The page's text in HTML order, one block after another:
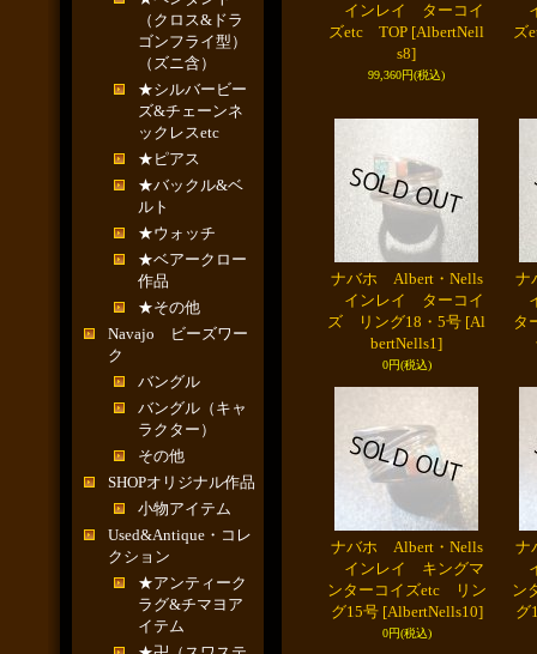
（クロス&ドラ
ゴンフライ型）
（ズニ含）
★シルバービー
ズ&チェーンネ
ックレスetc
★ピアス
★バックル&ベ
ルト
★ウォッチ
★ベアークロー
作品
★その他
Navajo ビーズワー
ク
バングル
バングル（キャ
ラクター）
その他
SHOPオリジナル作品
小物アイテム
Used&Antique・コレ
クション
★アンティーク
ラグ&チマヨア
イテム
インレイ ターコイ
ズetc TOP [AlbertNell
s8]
99,360円(税込)
ズ
ナバホ Albert・Nells
インレイ ターコイ
ズ リング18・5号 [Al
bertNells1]
0円(税込)
ナ
タ
ナバホ Albert・Nells
インレイ キングマ
ンターコイズetc リン
グ15号 [AlbertNells10]
0円(税込)
ナ
ン
グ